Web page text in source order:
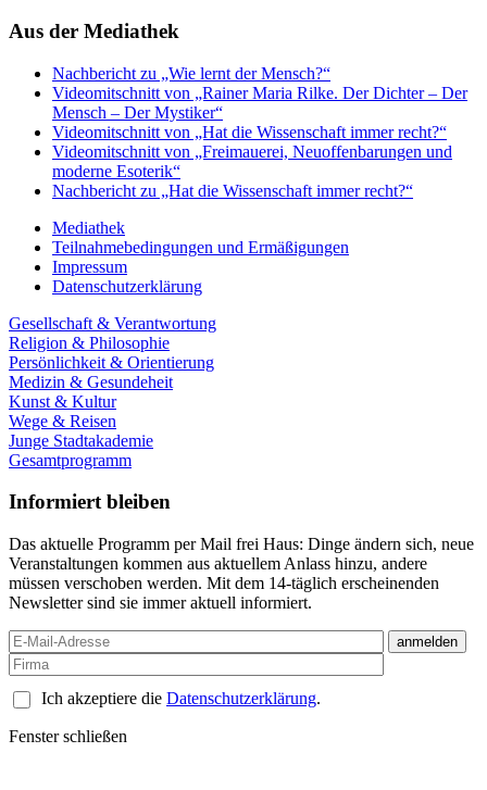
Aus der Mediathek
Nachbericht zu „Wie lernt der Mensch?“
Videomitschnitt von „Rainer Maria Rilke. Der Dichter – Der
Mensch – Der Mystiker“
Videomitschnitt von „Hat die Wissenschaft immer recht?“
Videomitschnitt von „Freimauerei, Neuoffenbarungen und
moderne Esoterik“
Nachbericht zu „Hat die Wissenschaft immer recht?“
Mediathek
Teilnahmebedingungen und Ermäßigungen
Impressum
Datenschutzerklärung
Gesellschaft & Verantwortung
Religion & Philosophie
Persönlichkeit & Orientierung
Medizin & Gesundeheit
Kunst & Kultur
Wege & Reisen
Junge Stadtakademie
Gesamtprogramm
Informiert bleiben
Das aktuelle Programm per Mail frei Haus: Dinge ändern sich, neue
Veranstaltungen kommen aus aktuellem Anlass hinzu, andere
müssen verschoben werden. Mit dem 14-täglich erscheinenden
Newsletter sind sie immer aktuell informiert.
Ich akzeptiere die Datenschutzerklärung.
Fenster schließen